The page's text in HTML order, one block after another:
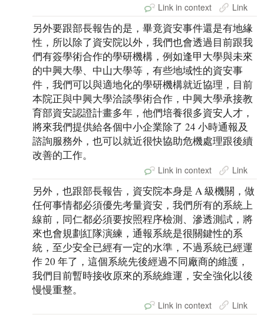
Link in context Link
另外要跟部長報告的是，畢竟資安事件還是有地緣
性，所以除了資安院以外，我們也會透過目前跟我
們有簽學術合作的學研機構，例如逢甲大學與未來
的中興大學、中山大學等，有些地域性的資安事
件，我們可以與適地化的學研機構就近協理，目前
本院正與中興大學洽談學術合作，中興大學承接教
育部資安認證計畫多年，他們培養很多資安人才，
將來我們提供給各個中小企業除了 24 小時通報及
諮詢服務外，也可以就近很快協助危機處理跟後續
改善的工作。
Link in context Link
另外，也跟部長報告，資安院本身是 A 級機關，做
任何事情都必須優先考量資安，我們所有的系統上
線前，同仁都必須要按照程序檢測、滲透測試，將
來也會規劃紅隊演練，通報系統是很關鍵性的系
統，至少安全已經有一定的水準，不過系統已經運
作 20 年了，這個系統先後經過不同廠商的維護，
我們目前暫時接收原來的系統維運，安全強化以後
慢慢重整。
Link in context Link